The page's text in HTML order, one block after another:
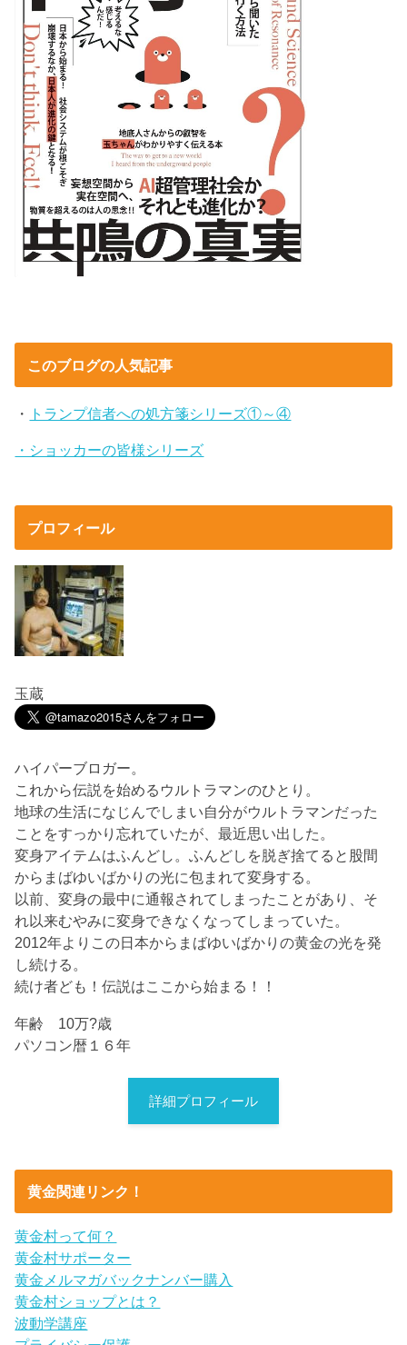
このブログの人気記事
・ トランプ信者への処方箋シリーズ①～④
・ショッカーの皆様シリーズ
プロフィール
玉蔵
ハイパーブロガー。
これから伝説を始めるウルトラマンのひとり。
地球の生活になじんでしまい自分がウルトラマンだった
ことをすっかり忘れていたが、最近思い出した。
変身アイテムはふんどし。ふんどしを脱ぎ捨てると股間
からまばゆいばかりの光に包まれて変身する。
以前、変身の最中に通報されてしまったことがあり、そ
れ以来むやみに変身できなくなってしまっていた。
2012年よりこの日本からまばゆいばかりの黄金の光を発
し続ける。
続け者ども！伝説はここから始まる！！
年齢 10万?歳
パソコン暦１６年
詳細プロフィール
黄金関連リンク！
黄金村って何？
黄金村サポーター
黄金メルマガバックナンバー購入
黄金村ショップとは？
波動学講座